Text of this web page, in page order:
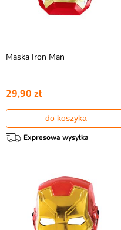
Maska Iron Man
29,90 zł
do koszyka
Expresowa wysyłka